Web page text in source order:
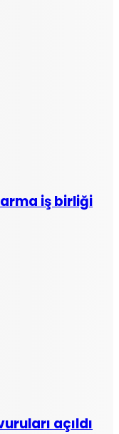
iş birliği
açıldı